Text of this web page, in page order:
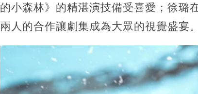
的小森林》的精湛演技備受喜愛；徐璐
兩人的合作讓劇集成為大眾的視覺盛宴。